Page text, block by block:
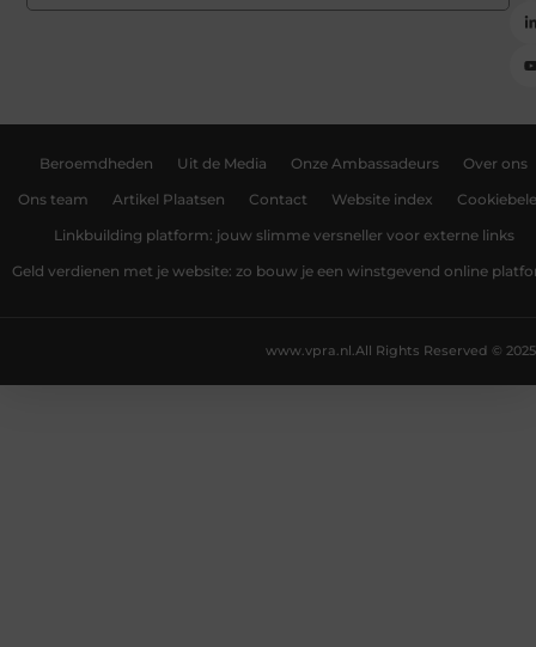
Beroemdheden Uit de Media Onze Ambassadeurs Over ons
Ons team Artikel Plaatsen Contact Website index
Linkbuilding platform: jouw slimme versneller voor externe links
Geld verdienen met je website: zo bouw je een winstgevend online
All Rights Reserved © 2025
www.vpra.nl.